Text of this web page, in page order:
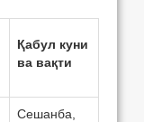
Қабул куни
ва вақти
Сешанба,